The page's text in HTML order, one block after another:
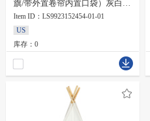
旗/带外置卷帘内置口袋）灰白条
纹
Item ID：LS9923152454-01-01
US
库存：0